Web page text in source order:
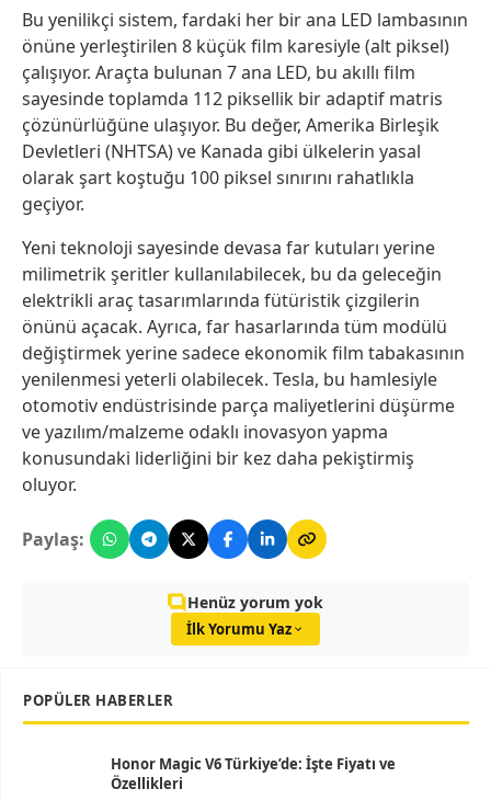
Bu yenilikçi sistem, fardaki her bir ana LED lambasının
önüne yerleştirilen 8 küçük film karesiyle (alt piksel)
çalışıyor. Araçta bulunan 7 ana LED, bu akıllı film
sayesinde toplamda 112 piksellik bir adaptif matris
çözünürlüğüne ulaşıyor. Bu değer, Amerika Birleşik
Devletleri (NHTSA) ve Kanada gibi ülkelerin yasal
olarak şart koştuğu 100 piksel sınırını rahatlıkla
geçiyor.
Yeni teknoloji sayesinde devasa far kutuları yerine
milimetrik şeritler kullanılabilecek, bu da geleceğin
elektrikli araç tasarımlarında fütüristik çizgilerin
önünü açacak. Ayrıca, far hasarlarında tüm modülü
değiştirmek yerine sadece ekonomik film tabakasının
yenilenmesi yeterli olabilecek. Tesla, bu hamlesiyle
otomotiv endüstrisinde parça maliyetlerini düşürme
ve yazılım/malzeme odaklı inovasyon yapma
konusundaki liderliğini bir kez daha pekiştirmiş
oluyor.
Paylaş:
Henüz yorum yok
İlk Yorumu Yaz
POPÜLER HABERLER
Honor Magic V6 Türkiye’de: İşte Fiyatı ve
Özellikleri